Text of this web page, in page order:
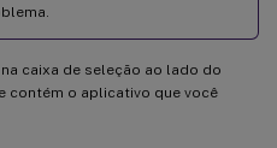
caixa de seleção ao lado do
contém o aplicativo que você